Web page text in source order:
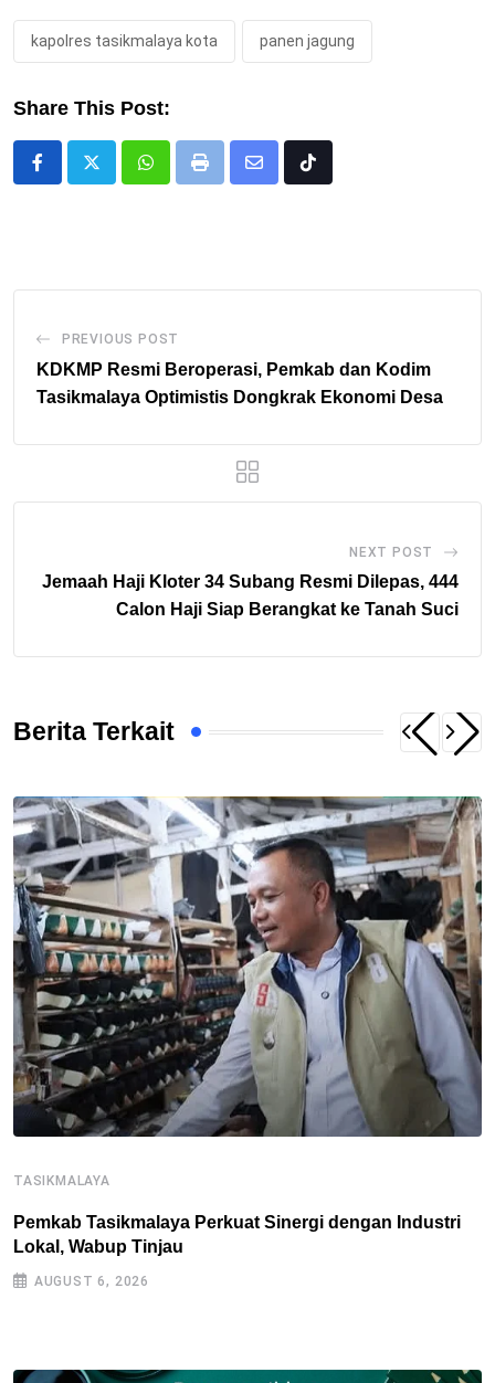
kapolres tasikmalaya kota panen jagung
Share This Post:
WhatsappPrint
Share
Tiktok
PREVIOUS POST
KDKMP Resmi Beroperasi, Pemkab dan Kodim
Tasikmalaya Optimistis Dongkrak Ekonomi Desa
NEXT POST
Jemaah Haji Kloter 34 Subang Resmi Dilepas, 444
Calon Haji Siap Berangkat ke Tanah Suci
Berita Terkait
TASIKMALAYA
Pemkab Tasikmalaya Perkuat Sinergi dengan Industri
Lokal, Wabup Tinjau
AUGUST 6, 2026